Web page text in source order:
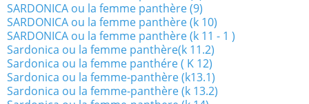
SARDONICA ou la femme panthère (9)
SARDONICA ou la femme panthère (k 10)
SARDONICA ou la femme panthère (k 11 - 1 )
Sardonica ou la femme panthère(k 11.2)
Sardonica ou la femme panthére ( K 12)
Sardonica ou la femme-panthère (k13.1)
Sardonica ou la femme-panthère (k 13.2)